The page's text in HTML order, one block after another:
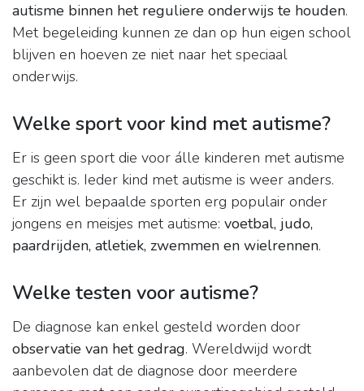
autisme binnen het reguliere onderwijs te houden.
Met begeleiding kunnen ze dan op hun eigen school
blijven en hoeven ze niet naar het speciaal
onderwijs.
Welke sport voor kind met autisme?
Er is geen sport die voor álle kinderen met autisme
geschikt is. Ieder kind met autisme is weer anders.
Er zijn wel bepaalde sporten erg populair onder
jongens en meisjes met autisme: voetbal, judo,
paardrijden, atletiek, zwemmen en wielrennen.
Welke testen voor autisme?
De diagnose kan enkel gesteld worden door
observatie van het gedrag. Wereldwijd wordt
aanbevolen dat de diagnose door meerdere